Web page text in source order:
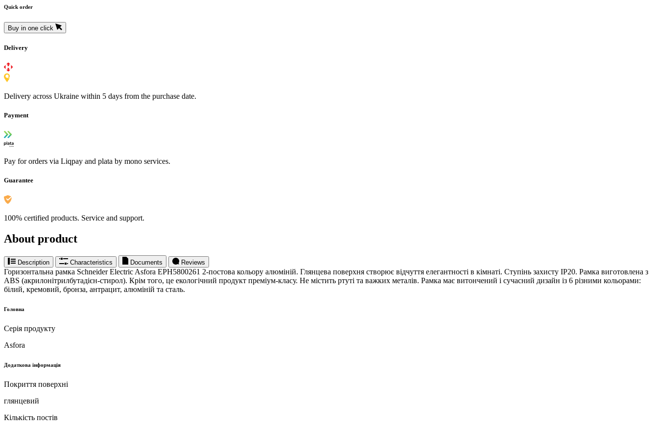
Quick order
Buy in one click
Delivery
Delivery across Ukraine within 5 days from the purchase date.
Payment
Pay for orders via Liqpay and plata by mono services.
Guarantee
100% certified products. Service and support.
About product
Description Characteristics Documents Reviews
Горизонтальна рамка Schneider Electric Asfora EPH5800261 2-постова кольору алюміній. Глянцева поверхня створює відчуття елегантності в кімнаті. Ступінь захисту IP20. Рамка виготовлена ​​з
ABS (акрилонітрилбутадієн-стирол). Крім того, це екологічний продукт преміум-класу. Не містить ртуті та важких металів. Рамка має витончений і сучасний дизайн із 6 різними кольорами:
білий, кремовий, бронза, антрацит, алюміній та сталь.
Головна
Серія продукту
Asfora
Додаткова інформація
Покриття поверхні
глянцевий
Кількість постів